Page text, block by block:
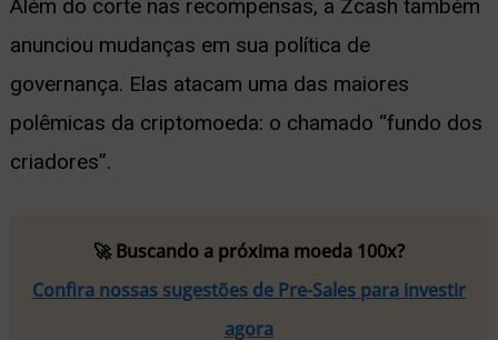
Além do corte nas recompensas, a Zcash também
anunciou mudanças em sua política de
governança. Elas atacam uma das maiores
polêmicas da criptomoeda: o chamado “fundo dos
criadores”.
🚀 Buscando a próxima moeda 100x?
Confira nossas sugestões de Pre-Sales para investir
agora